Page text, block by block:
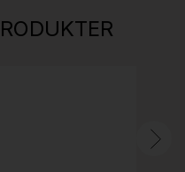
H05 5600 Swingback-armlene Mørk